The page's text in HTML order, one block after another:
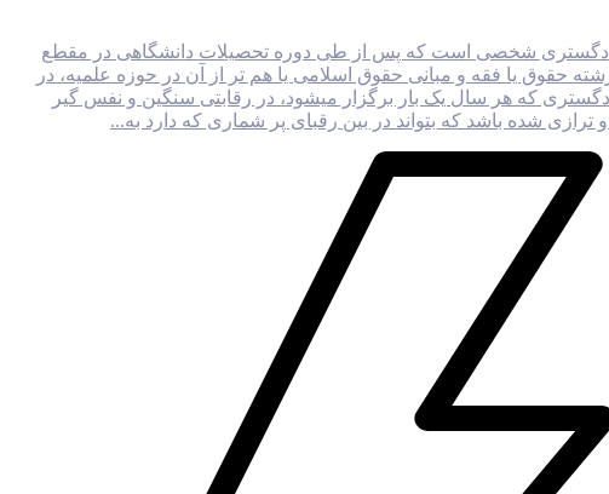
دادگستری شخصی است که پس از طی دوره تحصیلات دانشگاهی در مقطع
رشته حقوق یا فقه و مبانی حقوق اسلامی یا هم تر از آن در حوزه علمیه، در
که هر سال یک بار برگزار میشود، در رقابتی سنگین و نفس‌ گیر
شده باشد که بتواند در بین رقبای پر شماری که دارد به...